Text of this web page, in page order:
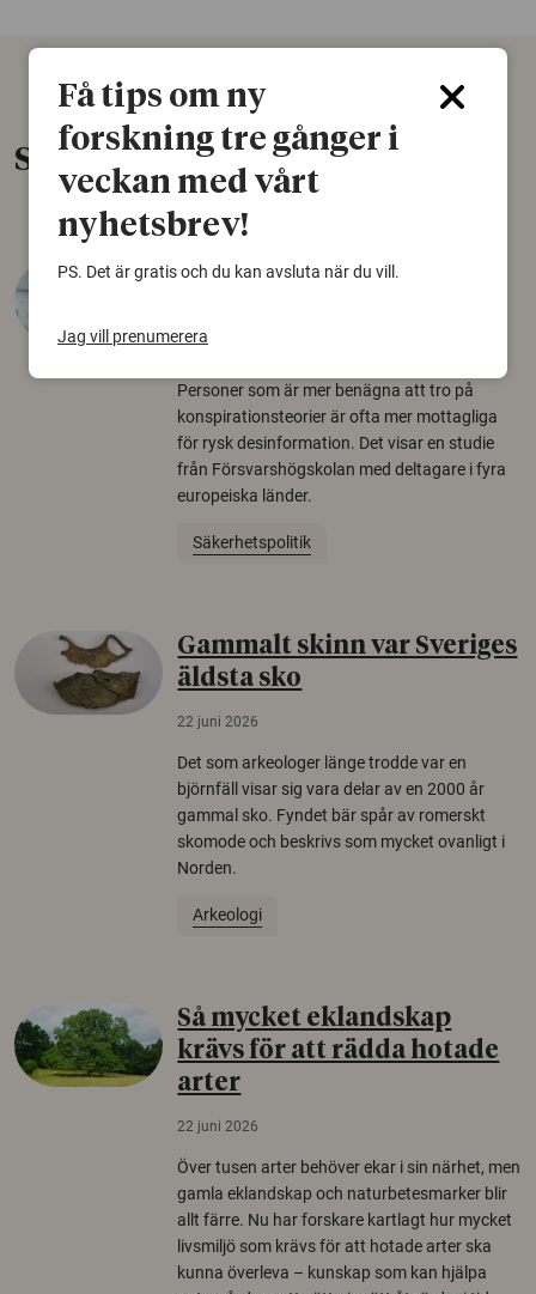
Senaste nytt
Varför tror vissa på rysk
30 juli 2026
Personer som är mer benägna att tro på
konspirationsteorier är ofta mer mottagliga
för rysk desinformation. Det visar en studie
från Försvarshögskolan med deltagare i fyra
europeiska länder.
Säkerhetspolitik
Gammalt skinn var Sveriges
äldsta sko
22 juni 2026
Det som arkeologer länge trodde var en
björnfäll visar sig vara delar av en 2000 år
gammal sko. Fyndet bär spår av romerskt
skomode och beskrivs som mycket ovanligt i
Norden.
Arkeologi
Så mycket eklandskap
krävs för att rädda hotade
arter
22 juni 2026
Över tusen arter behöver ekar i sin närhet, men
gamla eklandskap och naturbetesmarker blir
allt färre. Nu har forskare kartlagt hur mycket
livsmiljö som krävs för att hotade arter ska
kunna överleva – kunskap som kan hjälpa
Få tips om ny
forskning tre gånger i
veckan med vårt
nyhetsbrev!
PS. Det är gratis och du kan avsluta när du vill.
Jag vill prenumerera